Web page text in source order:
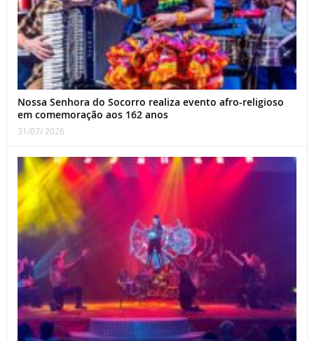
Nossa Senhora do Socorro realiza evento afro-religioso
em comemoração aos 162 anos
31/07/ 2026